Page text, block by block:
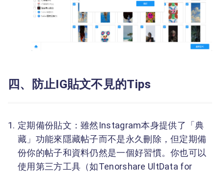
四、防止IG貼文不見的Tips
定期備份貼文：雖然Instagram本身提供了「典
藏」功能來隱藏帖子而不是永久刪除，但定期備
份你的帖子和資料仍然是一個好習慣。你也可以
使用第三方工具（如Tenorshare UltData for